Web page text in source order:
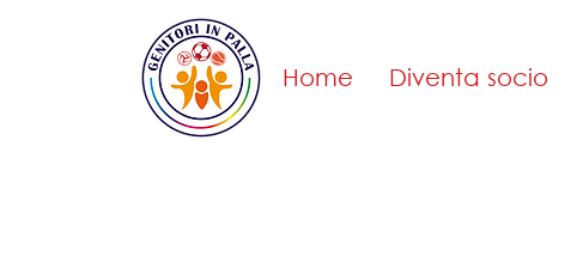
Home Diventa socio